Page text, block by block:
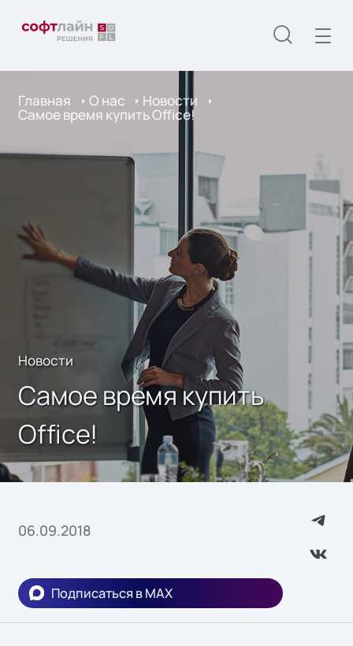
Главная О нас Новости
Самое время купить Office!
Новости
Самое время купить
Office!
06.09.2018
Подписаться в MAX